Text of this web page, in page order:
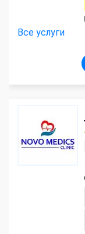
Все услуги